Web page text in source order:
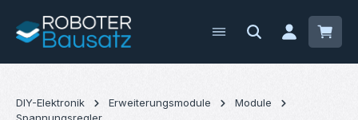
Zum Hauptinhalt springen
DIY-Elektronik Erweiterungsmodule
Module